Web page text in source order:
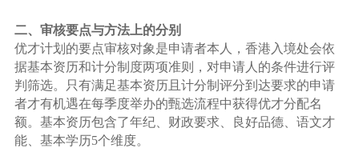
二、审核要点与方法上的分别
优才计划的要点审核对象是申请者本人，香港入境处会依
据基本资历和计分制度两项准则，对申请人的条件进行评
判筛选。只有满足基本资历且计分制评分到达要求的申请
者才有机遇在每季度举办的甄选流程中获得优才分配名
额。基本资历包含了年纪、财政要求、良好品德、语文才
能、基本学历5个维度。